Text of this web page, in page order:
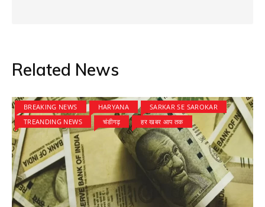
Related News
BREAKING NEWS HARYANA
SARKAR SE SAROKAR
TREANDING NEWS
चंडीगढ़ हर खबर आप तक